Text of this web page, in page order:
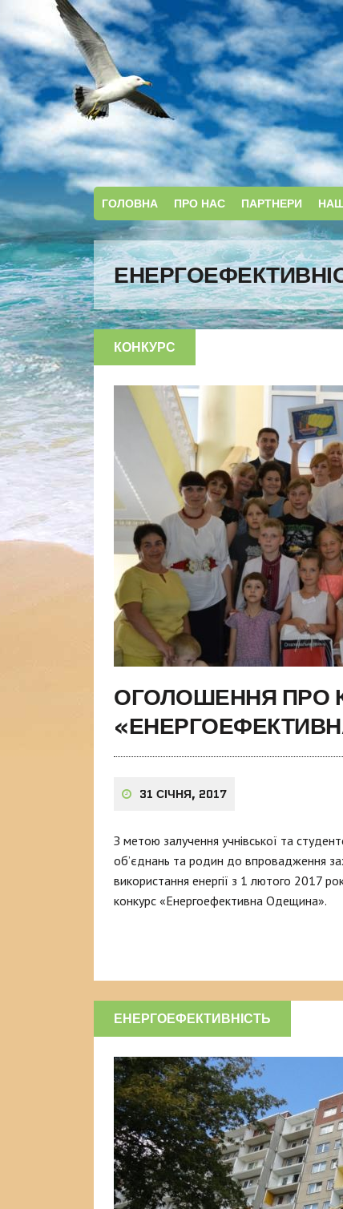
ГОЛОВНА ПРО НАС ПАРТНЕРИ
КОНКУРС
ОГОЛОШЕННЯ ПРО
31 СІЧНЯ, 2017
З метою залучення учнівської та
об’єднань та родин до впровадження
використання енергії з 1 лютого 2017
конкурс «Енергоефективна Одещина».
ЕНЕРГОЕФЕКТИВНІСТЬ